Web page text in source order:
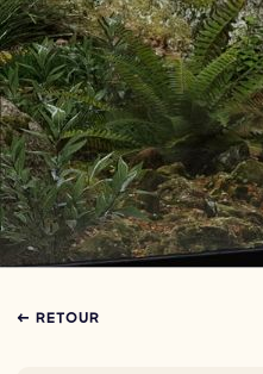
← RETOUR